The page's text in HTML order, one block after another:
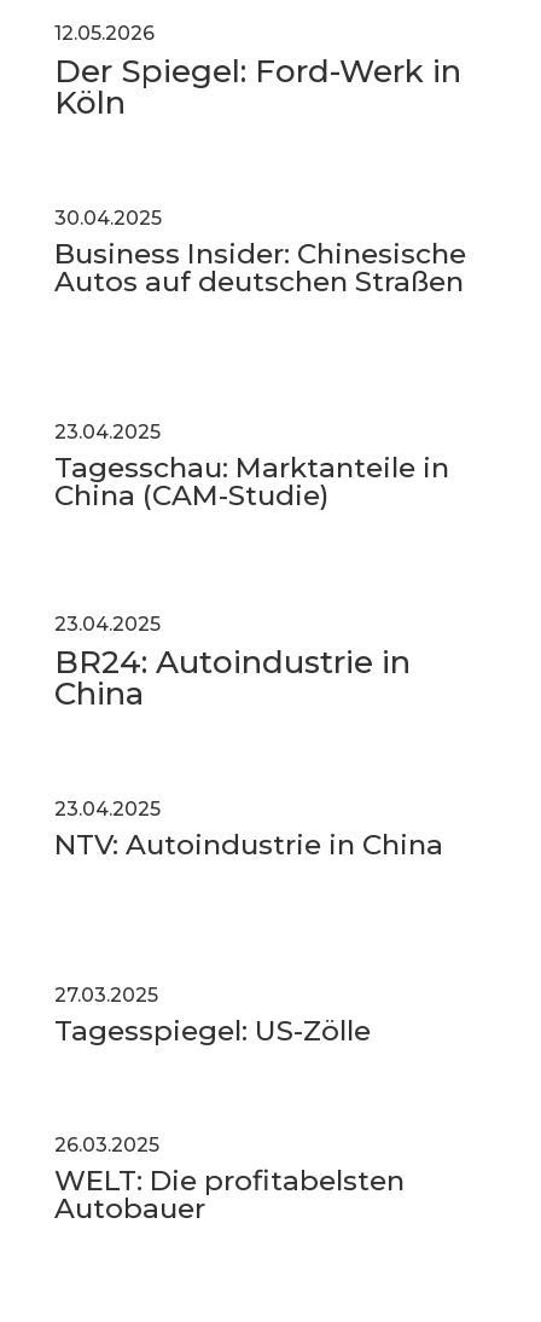
12.05.2026
Der Spiegel: Ford-Werk in
Köln
30.04.2025
Business Insider: Chinesische
Autos auf deutschen Straßen
23.04.2025
Tagesschau: Marktanteile in
China (CAM-Studie)
23.04.2025
BR24: Autoindustrie in
China
23.04.2025
NTV: Autoindustrie in China
27.03.2025
Tagesspiegel: US-Zölle
26.03.2025
WELT: Die profitabelsten
Autobauer